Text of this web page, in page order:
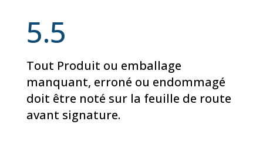
5.5
Tout Produit ou emballage
manquant, erroné ou endommagé
doit être noté sur la feuille de route
avant signature.